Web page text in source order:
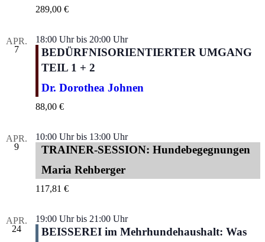
289,00 €
APR.
7
18:00 Uhrbis 20:00 Uhr
BEDÜRFNISORIENTIERTER UMGANG
TEIL 1 + 2
Dr. Dorothea Johnen
88,00 €
APR.
9
10:00 Uhrbis 13:00 Uhr
TRAINER-SESSION: Hundebegegnungen
Maria Rehberger
117,81 €
APR.
24
19:00 Uhrbis 21:00 Uhr
BEISSEREI im Mehrhundehaushalt: Was